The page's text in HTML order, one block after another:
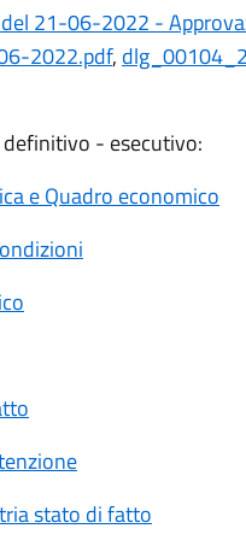
21-06-2022 -
2022.pdf,
- esecutivo:
e Quadro economico
stato di fatto